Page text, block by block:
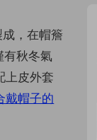
，在帽簷
秋冬氣
上皮外套
戴帽子的